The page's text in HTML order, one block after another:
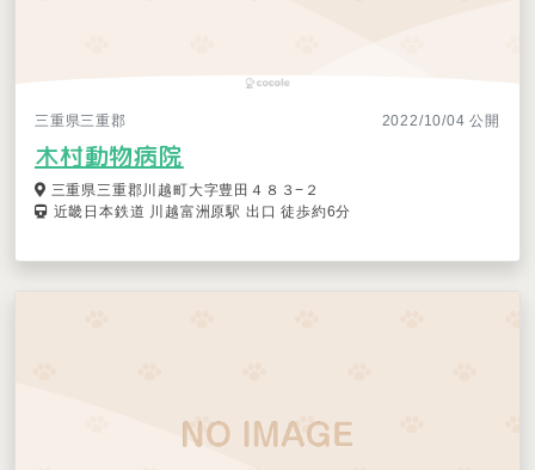
三重県三重郡 2022/10/04 公開
木村動物病院
三重県三重郡川越町大字豊田４８３−２
近畿日本鉄道 川越富洲原駅 出口 徒歩約6分